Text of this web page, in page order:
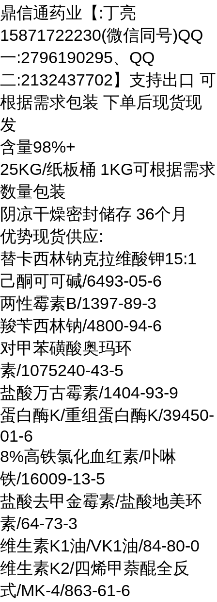
鼎信通药业【:丁亮
15871722230(微信同号)QQ
一:2796190295、QQ
二:2132437702】支持出口 可
根据需求包装 下单后现货现
发
含量98%+
25KG/纸板桶 1KG可根据需求
数量包装
阴凉干燥密封储存 36个月
优势现货供应:
替卡西林钠克拉维酸钾15:1
己酮可可碱/6493-05-6
两性霉素B/1397-89-3
羧苄西林钠/4800-94-6
对甲苯磺酸奥玛环
素/1075240-43-5
盐酸万古霉素/1404-93-9
蛋白酶K/重组蛋白酶K/39450-
01-6
8%高铁氯化血红素/卟啉
铁/16009-13-5
盐酸去甲金霉素/盐酸地美环
素/64-73-3
维生素K1油/VK1油/84-80-0
维生素K2/四烯甲萘醌全反
式/MK-4/863-61-6